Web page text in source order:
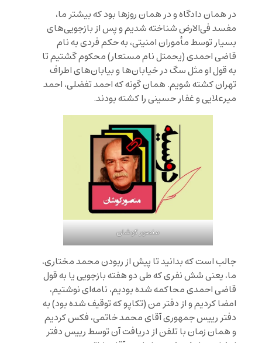
در همان دادگاه و در همان روزها بود که بیشتر ما،
مفسد فی‌الارض شناخته شدیم و پس از بازجویی‌های
بسیار توسط مأموران امنیتی، به حکم فردی به نام
قاضی احمدی (یحمتل نام مستعار) محکوم گشتیم تا
به قول او مثل سگ در خیابان‌ها و بیابان‌های اطراف
تهران کشته شویم. همان گونه که احمد تفضلی، احمد
میرعلایی و غفار حسینی را کشته بودند.
منصور کوشان
جالب است که بدانید تا پیش از ربودن محمد مختاری،
ما، یعنی شش نفری که طی دو هفته بازجویی یا به قول
قاضی احمدی محاکمه شده بودیم، نامه‌ای نوشتیم،
امضا کردیم و از دفتر من (تکاپو که توقیف شده بود) به
دفتر رییس جمهوری آقای محمد خاتمی، فکس کردیم
و همان زمان با تلفن از دریافت آن توسط رییس دفتر